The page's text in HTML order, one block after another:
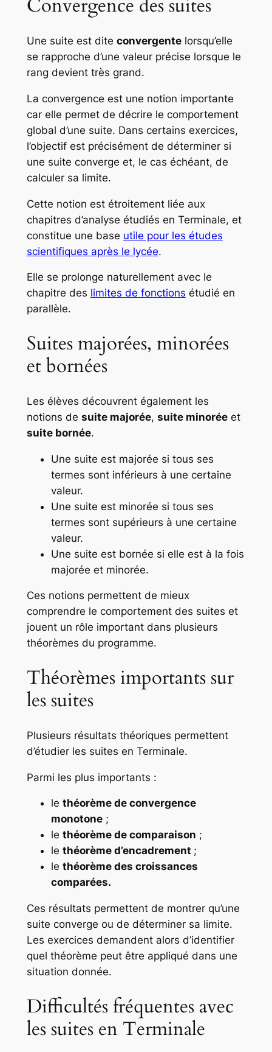
Convergence des suites
Une suite est dite convergentelorsqu’elle
se rapproche d’une valeur précise lorsque le
rang devient très grand.
La convergence est une notion importante
car elle permet de décrire le comportement
global d’une suite. Dans certains exercices,
l’objectif est précisément de déterminer si
une suite converge et, le cas échéant, de
calculer sa limite.
Cette notion est étroitement liée aux
chapitres d’analyse étudiés en Terminale, et
constitue une base utile pour les études
scientifiques après le lycée.
Elle se prolonge naturellement avec le
chapitre des limites de fonctions étudié en
parallèle.
Suites majorées, minorées
et bornées
Les élèves découvrent également les
notions de suite majorée, suite minoréeet
suite bornée.
Une suite est majorée si tous ses
termes sont inférieurs à une certaine
valeur.
Une suite est minorée si tous ses
termes sont supérieurs à une certaine
valeur.
Une suite est bornée si elle est à la fois
majorée et minorée.
Ces notions permettent de mieux
comprendre le comportement des suites et
jouent un rôle important dans plusieurs
théorèmes du programme.
Théorèmes importants sur
les suites
Plusieurs résultats théoriques permettent
d’étudier les suites en Terminale.
Parmi les plus importants :
le théorème de convergence
monotone;
le théorème de comparaison ;
le théorème d’encadrement ;
le théorème des croissances
comparées.
Ces résultats permettent de montrer qu’une
suite converge ou de déterminer sa limite.
Les exercices demandent alors d’identifier
quel théorème peut être appliqué dans une
situation donnée.
Difficultés fréquentes avec
les suites en Terminale